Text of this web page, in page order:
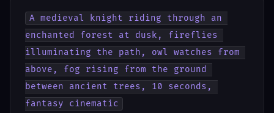
A medieval knight riding through an
enchanted forest at dusk, fireflies
illuminating the path, owl watches from
above, fog rising from the ground
between ancient trees, 10 seconds,
fantasy cinematic